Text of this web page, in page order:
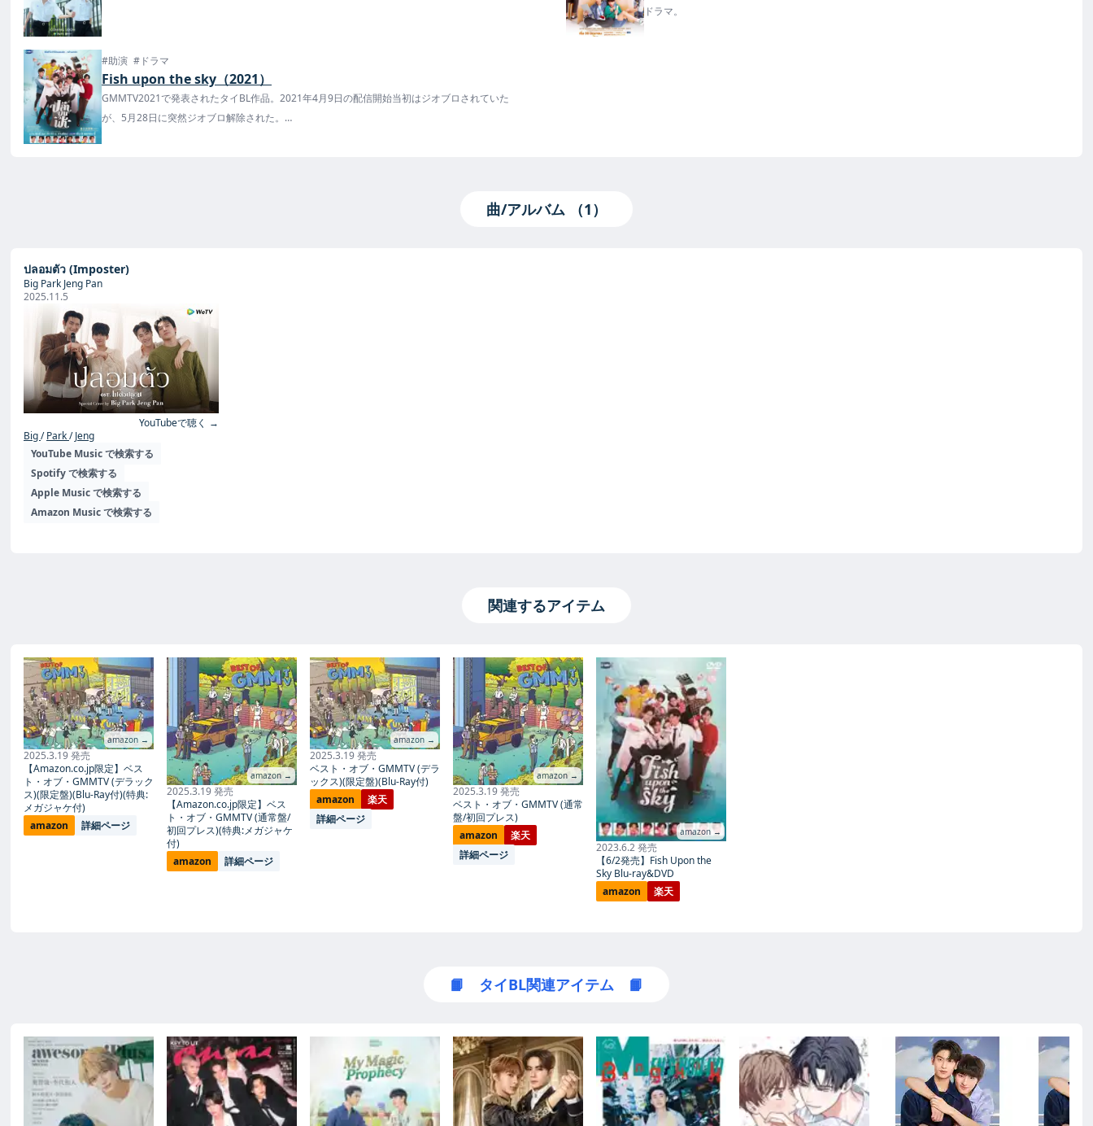
ドラマ。
#助演 #ドラマ
Fish upon the sky（2021）
GMMTV2021で発表されたタイBL作品。2021年4月9日の配信開始当初はジオブロされていた
が、5月28日に突然ジオブロ解除された。
曲/アルバム （1）
ปลอมตัว (Imposter)
Big Park Jeng Pan
2025.11.5
YouTubeで聴く →
Big
Park
Jeng
YouTube Music で検索する
Spotify で検索する
Apple Music で検索する
Amazon Music で検索する
関連するアイテム
amazon →
2025.3.19 発売
【Amazon.co.jp限定】ベス
ト・オブ・GMMTV (デラック
ス)(限定盤)(Blu-Ray付)(特典:
メガジャケ付)
amazon
詳細ページ
amazon →
2025.3.19 発売
【Amazon.co.jp限定】ベス
ト・オブ・GMMTV (通常盤/
初回プレス)(特典:メガジャケ
付)
amazon
詳細ページ
amazon →
2025.3.19 発売
ベスト・オブ・GMMTV (デラ
ックス)(限定盤)(Blu-Ray付)
amazon
楽天
詳細ページ
amazon →
2025.3.19 発売
ベスト・オブ・GMMTV (通常
盤/初回プレス)
amazon
楽天
詳細ページ
amazon →
2023.6.2 発売
【6/2発売】Fish Upon the
Sky Blu-ray&DVD
amazon
楽天
📙 タイBL関連アイテム 📙